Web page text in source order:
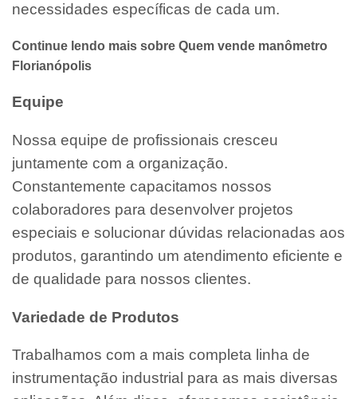
necessidades específicas de cada um.
Continue lendo mais sobre Quem vende manômetro
Florianópolis
Equipe
Nossa equipe de profissionais cresceu
juntamente com a organização.
Constantemente capacitamos nossos
colaboradores para desenvolver projetos
especiais e solucionar dúvidas relacionadas aos
produtos, garantindo um atendimento eficiente e
de qualidade para nossos clientes.
Variedade de Produtos
Trabalhamos com a mais completa linha de
instrumentação industrial para as mais diversas